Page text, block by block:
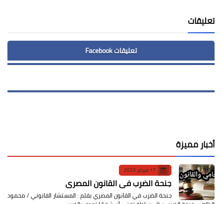
تعليقات
تعليقات Facebook
أخبار مميزة
17 فبراير 2023
جنحة الضرب في القانون المصري
جنحة الضرب في القانون المصري بقلم : المستشار القانوني / محمود